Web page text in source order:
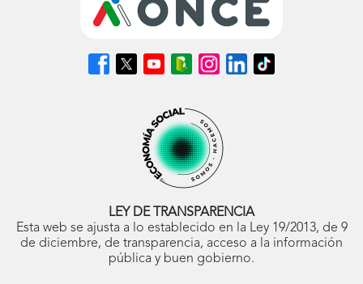
Síguenos
en
Síguenos
en
ventana
nueva)
Síguenos
en
abrirá
en
ventana
nueva)
Síguenos
en
Blog
ONCE
(se
abrirá
en
ventana
Síguenos
en
abrirá
en
ventana
nueva)
Síguenos
en
Síguenos
en
LEY DE TRANSPARENCIA
Esta web se ajusta a lo establecido en la Ley 19/2013, de 9
de diciembre, de transparencia, acceso a la información
pública y buen gobierno.